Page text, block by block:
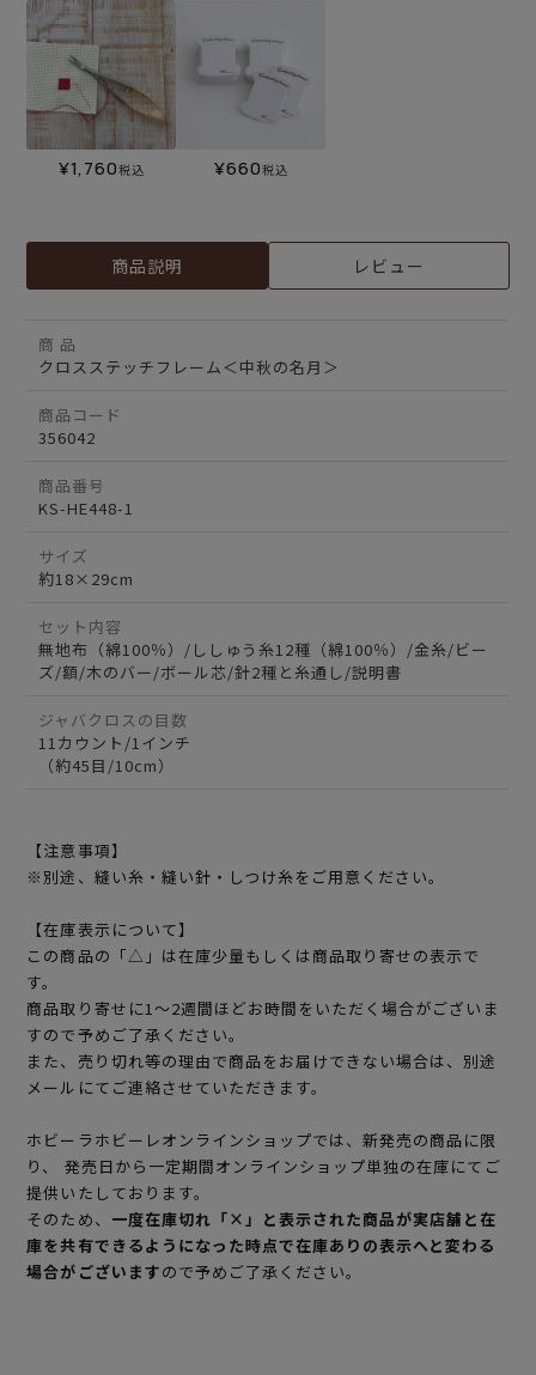
¥1,760税込 ¥660税込
商品説明 レビュー
商 品
クロスステッチフレーム＜中秋の名月＞
商品コード
356042
商品番号
KS-HE448-1
サイズ
約18×29cm
セット内容
無地布（綿100％）/ししゅう糸12種（綿100％）/金糸/ビー
ズ/額/木のバー/ボール芯/針2種と糸通し/説明書
ジャバクロスの目数
11カウント/1インチ
（約45目/10cm）
【注意事項】
※別途、縫い糸・縫い針・しつけ糸をご用意ください。
【在庫表示について】
この商品の「△」は在庫少量もしくは商品取り寄せの表示で
す。
商品取り寄せに1～2週間ほどお時間をいただく場合がございま
すので予めご了承ください。
また、売り切れ等の理由で商品をお届けできない場合は、別途
メールにてご連絡させていただきます。
ホビーラホビーレオンラインショップでは、新発売の商品に限
り、 発売日から一定期間オンラインショップ単独の在庫にてご
提供いたしております。
そのため、 一度在庫切れ「×」と表示された商品が実店舗と在
庫を共有できるようになった時点で在庫ありの表示へと変わる
場合がございますので予めご了承ください。